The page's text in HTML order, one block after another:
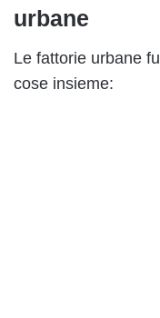
urbane
Le fattorie urbane
cose insieme: